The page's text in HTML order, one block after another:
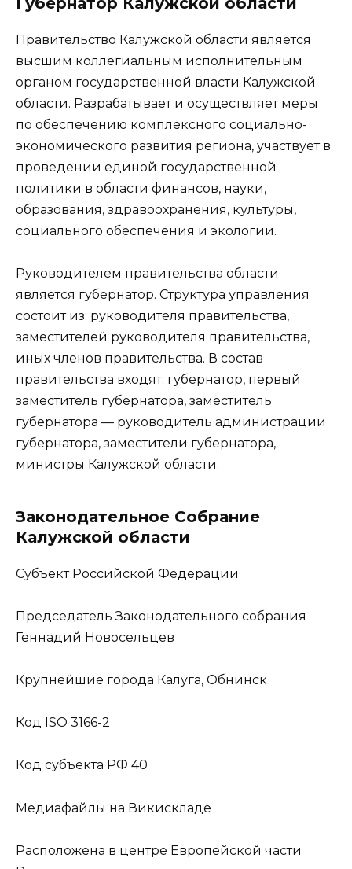
Правительство Калужской области является
высшим коллегиальным исполнительным
органом государственной власти Калужской
области. Разрабатывает и осуществляет меры
по обеспечению комплексного социально-
экономического развития региона, участвует в
проведении единой государственной
политики в области финансов, науки,
образования, здравоохранения, культуры,
социального обеспечения и экологии.
Руководителем правительства области
является губернатор. Структура управления
состоит из: руководителя правительства,
заместителей руководителя правительства,
иных членов правительства. В состав
правительства входят: губернатор, первый
заместитель губернатора, заместитель
губернатора — руководитель администрации
губернатора, заместители губернатора,
министры Калужской области.
Законодательное Собрание
Калужской области
Субъект Российской Федерации
Председатель Законодательного собрания
Геннадий Новосельцев
Крупнейшие города Калуга, Обнинск
Код ISO 3166-2
Код субъекта РФ 40
Медиафайлы на Викискладе
Расположена в центре Европейской части